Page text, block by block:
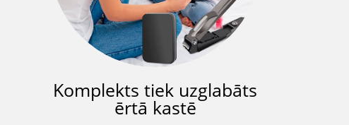
Komplekts tiek uzglabāts
ērtā kastē